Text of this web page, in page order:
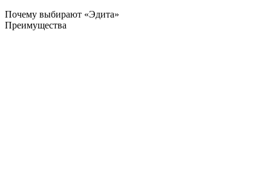
Почему выбирают «Эдита»
Преимущества